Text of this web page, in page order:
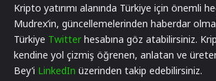
Kripto yatırımı alanında Türkiye için önemli
Mudrex’in, güncellemelerinden haberdar
Türkiye Twitter hesabına göz atabilirsiniz.
kendine yol çizmiş öğrenen, anlatan ve
Bey’i LinkedIn üzerinden takip edebilirsiniz.